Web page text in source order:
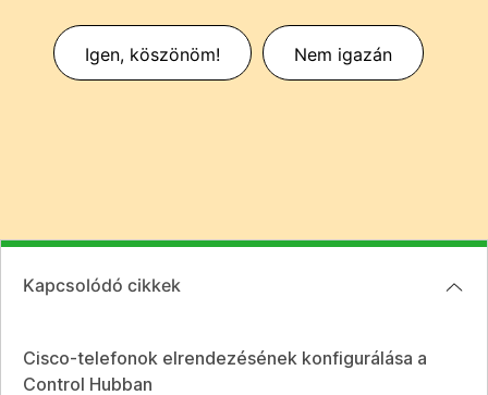
Igen, köszönöm! Nem igazán
Kapcsolódó cikkek
Cisco-telefonok elrendezésének konfigurálása a
Control Hubban